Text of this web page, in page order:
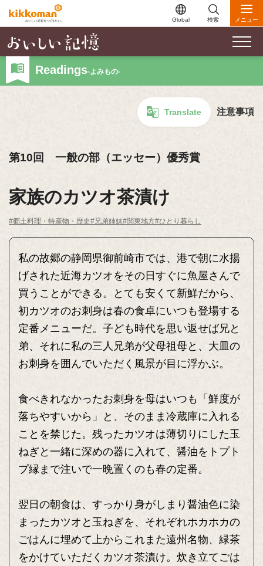
Global 検索 メニュー
Readings-よみもの-
Translate 注意事項
第10回 一般の部（エッセー）優秀賞
家族のカツオ茶漬け
#郷土料理・特産物・歴史#兄弟姉妹#関東地方#ひとり暮らし
私の故郷の静岡県御前崎市では、港で朝に水揚
げされた近海カツオをその日すぐに魚屋さんで
買うことができる。とても安くて新鮮だから、
初カツオのお刺身は春の食卓にいつも登場する
定番メニューだ。子ども時代を思い返せば兄と
弟、それに私の三人兄弟が父母祖母と、大皿の
お刺身を囲んでいただく風景が目に浮かぶ。
食べきれなかったお刺身を母はいつも「鮮度が
落ちやすいから」と、そのまま冷蔵庫に入れる
ことを禁じた。残ったカツオは薄切りにした玉
ねぎと一緒に深めの器に入れて、醤油をトプト
プ縁まで注いで一晩置くのも春の定番。
翌日の朝食は、すっかり身がしまり醤油色に染
まったカツオと玉ねぎを、それぞれホカホカの
ごはんに埋めて上からこれまた遠州名物、緑茶
をかけていただくカツオ茶漬け。炊き立てごは